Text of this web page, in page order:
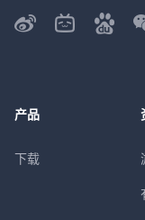
产品
下载